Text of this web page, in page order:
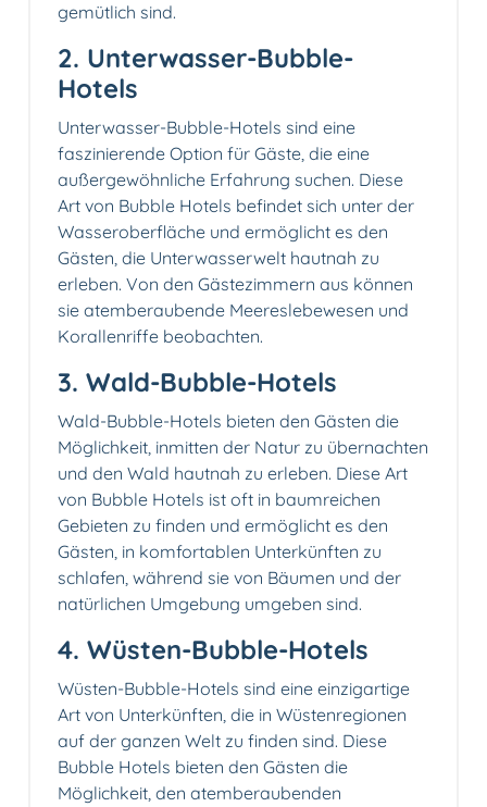
gemütlich sind.
2. Unterwasser-Bubble-
Hotels
Unterwasser-Bubble-Hotels sind eine
faszinierende Option für Gäste, die eine
außergewöhnliche Erfahrung suchen. Diese
Art von Bubble Hotels befindet sich unter der
Wasseroberfläche und ermöglicht es den
Gästen, die Unterwasserwelt hautnah zu
erleben. Von den Gästezimmern aus können
sie atemberaubende Meereslebewesen und
Korallenriffe beobachten.
3. Wald-Bubble-Hotels
Wald-Bubble-Hotels bieten den Gästen die
Möglichkeit, inmitten der Natur zu übernachten
und den Wald hautnah zu erleben. Diese Art
von Bubble Hotels ist oft in baumreichen
Gebieten zu finden und ermöglicht es den
Gästen, in komfortablen Unterkünften zu
schlafen, während sie von Bäumen und der
natürlichen Umgebung umgeben sind.
4. Wüsten-Bubble-Hotels
Wüsten-Bubble-Hotels sind eine einzigartige
Art von Unterkünften, die in Wüstenregionen
auf der ganzen Welt zu finden sind. Diese
Bubble Hotels bieten den Gästen die
Möglichkeit, den atemberaubenden